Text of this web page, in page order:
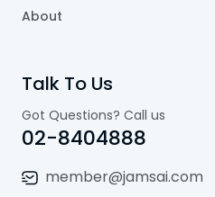
About
Talk To Us
Got Questions? Call us
02-8404888
member@jamsai.com